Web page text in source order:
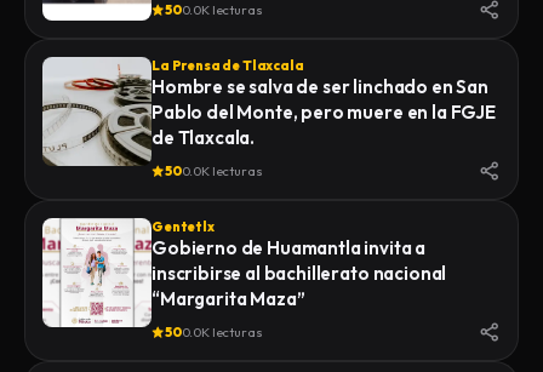
500.0K lecturas
La Prensa de Tlaxcala
Hombre se salva de ser linchado en San
Pablo del Monte, pero muere en la FGJE
de Tlaxcala.
500.0K lecturas
Gentetlx
Gobierno de Huamantla invita a
inscribirse al bachillerato nacional
“Margarita Maza”
500.0K lecturas